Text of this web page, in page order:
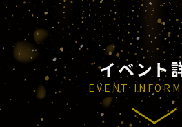
イベント
EVENT